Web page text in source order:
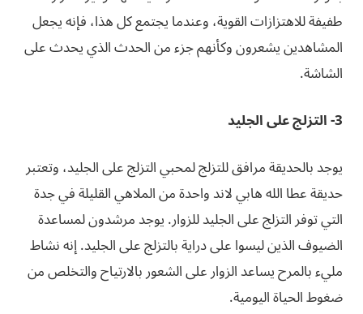
طفيفة للاهتزازات القوية، وعندما يجتمع كل هذا، فإنه يجعل
المشاهدين يشعرون وكأنهم جزء من الحدث الذي يحدث على
الشاشة.
3- التزلج على الجليد
يوجد بالحديقة مرافق للتزلج لمحبي التزلج على الجليد، وتعتبر
حديقة عطا الله هابي لاند واحدة من الملاهي القليلة في جدة
التي توفر التزلج على الجليد للزوار. يوجد مرشدون لمساعدة
الضيوف الذين ليسوا على دراية بالتزلج على الجليد. إنه نشاط
مليء بالمرح يساعد الزوار على الشعور بالارتياح والتخلص من
ضغوط الحياة اليومية.